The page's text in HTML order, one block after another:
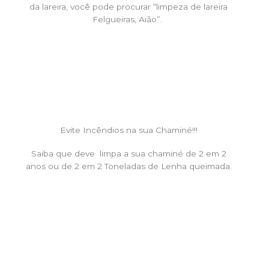
da lareira, você pode procurar “limpeza de lareira
Felgueiras, Aião”.
Evite Incêndios na sua Chaminé!!!
Saiba que deve limpa a sua chaminé de 2 em 2
anos ou de 2 em 2 Toneladas de Lenha queimada.